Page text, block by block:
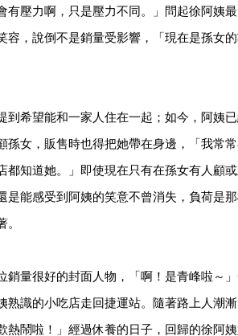
有壓力啊，只是壓力不同。」問起徐阿姨
容，說倒不是銷量受影響，「現在是孫女
到希望能和一家人住在一起；如今，阿姨
孫女，販售時也得把她帶在身邊，「我常
都知道她。」即使現在只有在孫女有人顧
是能感受到阿姨的笑意不曾消失，負荷是
銷量很好的封面人物，「啊！是青峰啦～
熟識的小吃店走回捷運站。隨著路上人潮漸
熱鬧啦！」經過休養的日子，回歸的徐阿